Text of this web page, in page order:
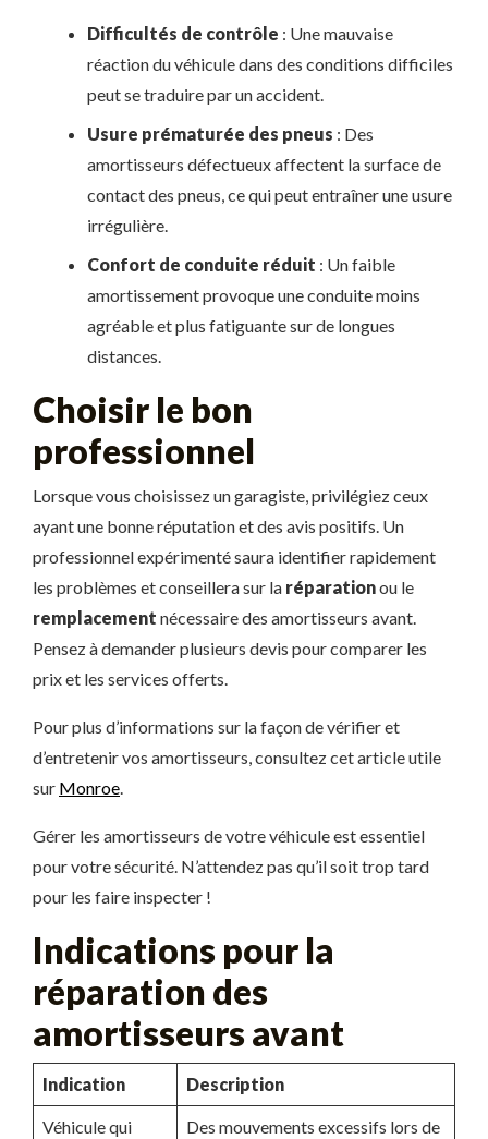
Difficultés de contrôle : Une mauvaise
réaction du véhicule dans des conditions difficiles
peut se traduire par un accident.
Usure prématurée des pneus : Des
amortisseurs défectueux affectent la surface de
contact des pneus, ce qui peut entraîner une usure
irrégulière.
Confort de conduite réduit : Un faible
amortissement provoque une conduite moins
agréable et plus fatiguante sur de longues
distances.
Choisir le bon
professionnel
Lorsque vous choisissez un garagiste, privilégiez ceux
ayant une bonne réputation et des avis positifs. Un
professionnel expérimenté saura identifier rapidement
les problèmes et conseillera sur la réparationou le
remplacement nécessaire des amortisseurs avant.
Pensez à demander plusieurs devis pour comparer les
prix et les services offerts.
Pour plus d’informations sur la façon de vérifier et
d’entretenir vos amortisseurs, consultez cet article utile
sur Monroe.
Gérer les amortisseurs de votre véhicule est essentiel
pour votre sécurité. N’attendez pas qu’il soit trop tard
pour les faire inspecter !
Indications pour la
réparation des
amortisseurs avant
Indication Description
Véhicule qui
Des mouvements excessifs lors de